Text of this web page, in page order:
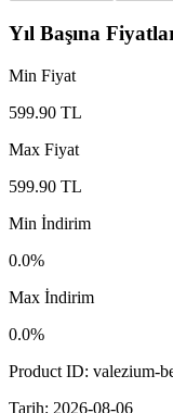
Yıl Başına
Min Fiyat
599.90 TL
Max Fiyat
599.90 TL
Min İndirim
0.0%
Max İndirim
0.0%
Product ID: valezium-
Tarih: 2026-08-06